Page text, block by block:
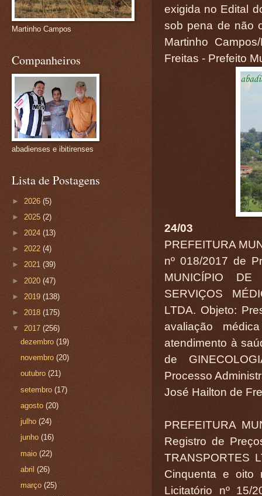
exigida no Edital
sob pena de não
Martinho
Freitas - Prefeito
24/03
PREFEITURA
nº 018/2017 de
MUNICÍPIO
SERVIÇOS
LTDA. Objeto:
avaliação
atendimento à
de
Processo
José Hailton de
PREFEITURA
Registro de
TRANSPORTES
Cinquenta e oito
Licitatório nº 15/
Martinho Campos
Companheiros
abadienses e ibitirenses
Lista de Postagens
► 2026 (5)
► 2025 (2)
► 2024 (13)
► 2022 (4)
► 2021 (39)
► 2020 (47)
► 2019 (138)
► 2018 (175)
▼ 2017 (256)
dezembro(19)
novembro(20)
outubro(21)
setembro(17)
agosto(20)
julho(24)
junho(16)
maio(22)
abril(26)
março(25)